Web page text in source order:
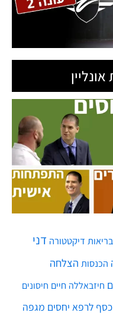
בריאות דיקטטורה דני
הכנסות הצלחה
חיזבאללה חיים חיסונים
כסף לרפא יחסים מגפה